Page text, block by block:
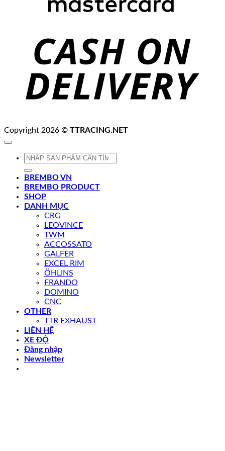
Copyright 2026 © TTRACING.NET
Tìm
BREMBO VN
BREMBO PRODUCT
SHOP
DANH MỤC
CRG
LEOVINCE
TWM
ACCOSSATO
GALFER
EXCEL RIM
ÖHLINS
FRANDO
DOMINO
CNC
OTHER
TTR EXHAUST
LIÊN HỆ
XE ĐỘ
Đăng nhập
Newsletter